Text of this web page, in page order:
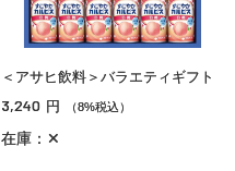
＜アサヒ飲料＞バラエティギフト
3,240 円 （8%税込）
在庫：✕